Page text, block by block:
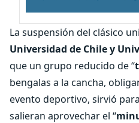
La suspensión del clásico
Universidad de Chile y
que un grupo reducido de “
bengalas a la cancha,
evento deportivo, sirvió
salieran aprovechar el “